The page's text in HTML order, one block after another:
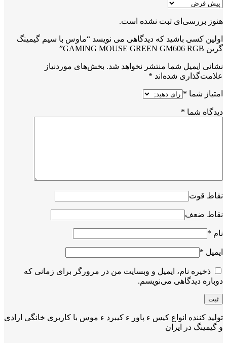
هنوز بررسی‌ای ثبت نشده است.
اولین کسی باشید که دیدگاهی می نویسد “ماوس با سیم گیمینگ
گرین GAMING MOUSE GREEN GM606 RGB”
نشانی ایمیل شما منتشر نخواهد شد. بخش‌های موردنیاز
علامت‌گذاری شده‌اند *
امتیاز شما *
دیدگاه شما *
نقاط قوت
نقاط ضعف
نام *
ایمیل *
ذخیره نام، ایمیل و وبسایت من در مرورگر برای زمانی که
دوباره دیدگاهی می‌نویسم.
تولید کننده انواع کیس ء پاور ء کیبرد ء موس با کاربری خانگی ارادی
و گیمینگ در ایران